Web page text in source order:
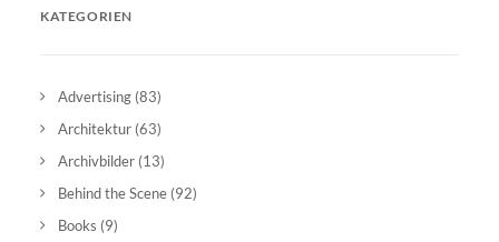
KATEGORIEN
Advertising (83)
Architektur (63)
Archivbilder (13)
Behind the Scene (92)
Books (9)